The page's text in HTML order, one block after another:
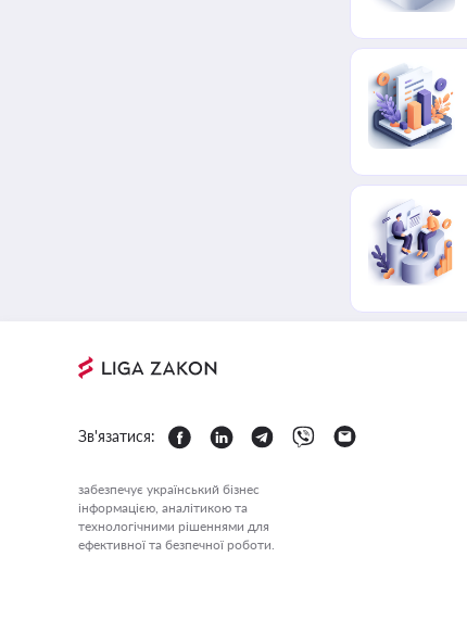
Зв'язатися:
забезпечує український бізнес
інформацією, аналітикою та
технологічними рішеннями для
ефективної та безпечної роботи.